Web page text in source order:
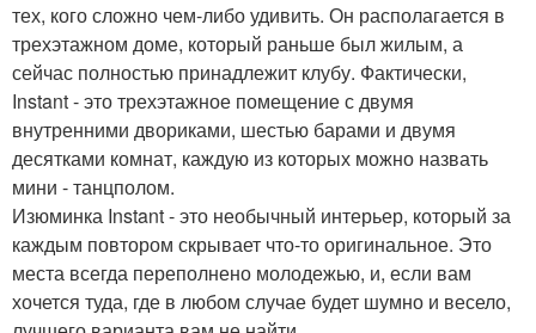
тех, кого сложно чем-либо удивить. Он располагается в
трехэтажном доме, который раньше был жилым, а
сейчас полностью принадлежит клубу. Фактически,
Instant - это трехэтажное помещение с двумя
внутренними двориками, шестью барами и двумя
десятками комнат, каждую из которых можно назвать
мини - танцполом.
Изюминка Instant - это необычный интерьер, который за
каждым повтором скрывает что-то оригинальное. Это
места всегда переполнено молодежью, и, если вам
хочется туда, где в любом случае будет шумно и весело,